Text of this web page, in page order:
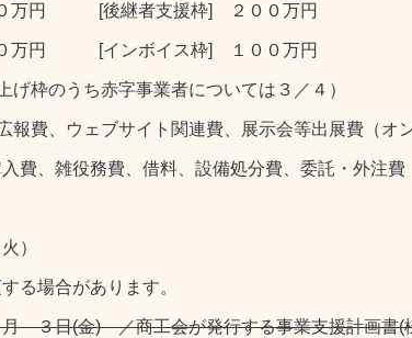
[後継者支援枠] ２００万円
[インボイス枠] １００万円
枠のうち赤字事業者については３／４）
報費、ウェブサイト関連費、展示会等出展費（オ
役務費、借料、設備処分費、委託・外注費
）
る場合があります。
３日(金) ／商工会が発行する事業支援計画書(